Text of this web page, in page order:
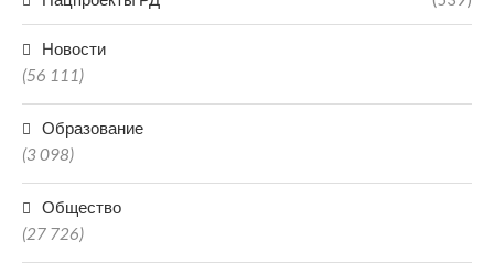
Новости
(56 111)
Образование
(3 098)
Общество
(27 726)